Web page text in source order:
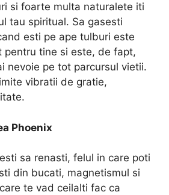
si foarte multa naturalete iti
tau spiritual. Sa gasesti
esti pe ape tulburi este
pentru tine si este, de fapt,
nevoie pe tot parcursul vietii.
vibratii de gratie,
Phoenix
sa renasti, felul in care poti
din bucati, magnetismul si
te vad ceilalti fac ca